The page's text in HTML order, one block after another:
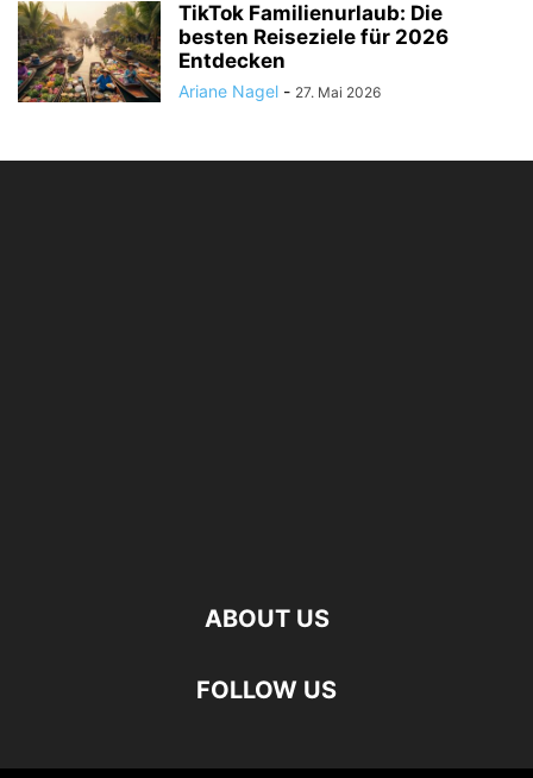
TikTok Familienurlaub: Die
besten Reiseziele für 2026
Entdecken
Ariane Nagel - 27. Mai 2026
ABOUT US
FOLLOW US